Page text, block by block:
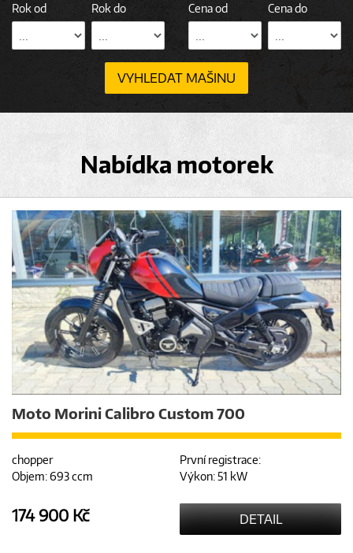
Rok od Rok do Cena od Cena do
VYHLEDAT MAŠINU
Nabídka motorek
Moto Morini Calibro Custom 700
chopper
První registrace:
Objem: 693 ccm
Výkon: 51 kW
174 900 Kč DETAIL